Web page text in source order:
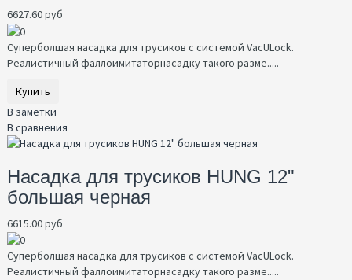
6627.60 руб
Суперболшая насадка для трусиков с системой VacULock.
Реалистичный фаллоимитаторнасадку такого разме.....
Купить
В заметки
В сравнения
Насадка для трусиков HUNG 12"
большая черная
6615.00 руб
Суперболшая насадка для трусиков с системой VacULock.
Реалистичный фаллоимитаторнасадку такого разме.....